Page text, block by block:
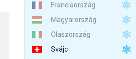
Franciaország
Magyarország
Olaszország
Svájc